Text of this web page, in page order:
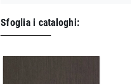
Sfoglia i cataloghi: